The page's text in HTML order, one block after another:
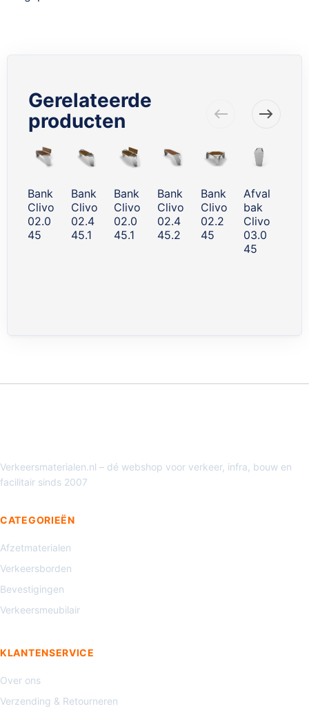
Gerelateerde
producten
Skip
carousel
Bank
Clivo
02.0
45
Bank
Clivo
02.4
45.1
Bank
Clivo
02.0
45.1
Bank
Clivo
02.4
45.2
Bank
Clivo
02.2
45
Afval
bak
Clivo
03.0
45
Verkeersmaterialen.nl – dé webshop voor verkeer, infra, bouw en
facilitair sinds 2007
CATEGORIEËN
Afzetmaterialen
Verkeersborden
Bevestigingen
Verkeersmeubilair
KLANTENSERVICE
Over ons
Verzending & Retourneren